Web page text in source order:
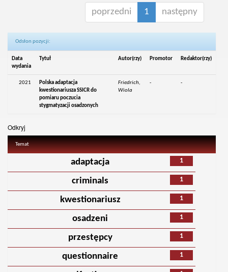
poprzedni 1 następny
Odsłon pozycji:
Data
wydania
Tytuł Autor(rzy) Promotor Redaktor(rzy)
2021
Polska adaptacja
kwestionariusza SSICR do
pomiaru poczucia
stygmatyzacji osadzonych
Friedrich,
Wiola
- -
Odkryj
Temat
1
adaptacja
1
criminals
1
kwestionariusz
1
osadzeni
1
przestępcy
1
questionnaire